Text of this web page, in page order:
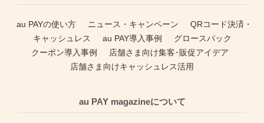
au PAYの使い方 ニュース・キャンペーン
QRコード決済・
キャッシュレス
au PAY導入事例
グロースパック
クーポン導入事例
店舗さま向け集客･販促アイデア
店舗さま向けキャッシュレス活用
au PAY magazineについて